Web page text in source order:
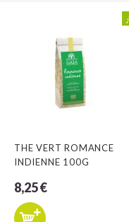
THE VERT ROMANCE
INDIENNE 100G
8,25 €